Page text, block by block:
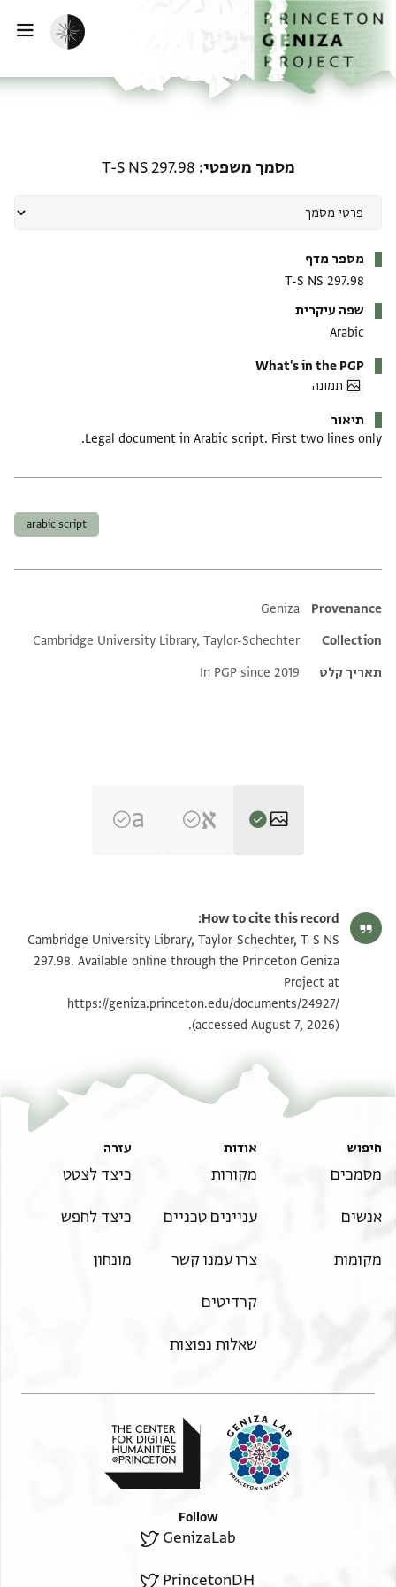
לתוכןהבית
הפעלת מצב כהה
מסמך משפטי T-S NS 297.98
מספר מדף
T-S NS 297.98
שפה עיקרית
Arabic
What's in the PGP
תמונה
תיאור
Legal document in Arabic script. First two lines only.
arabic script
Additional metadata
Provenance
Geniza
Collection
Cambridge University Library, Taylor-Schechter
תאריך קלט
In PGP since 2019
T-S NS 297.98 1v הגדל וסובב
תנאי היתר שימוש בתצלום
How to cite this record:
Cambridge University Library, Taylor-Schechter, T-S NS
297.98. Available online through the Princeton Geniza
Project at
https://geniza.princeton.edu/documents/24927/
(accessed August 7, 2026).
חיפוש
מסמכים
אנשים
מקומות
אודות
מקורות
עניינים טכניים
צרו עמנו קשר
קרדיטים
שאלות נפוצות
עזרה
כיצד לצטט
כיצד לחפש
מונחון
Follow
GenizaLab
PrincetonDH